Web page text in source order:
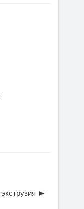
экструзия ►